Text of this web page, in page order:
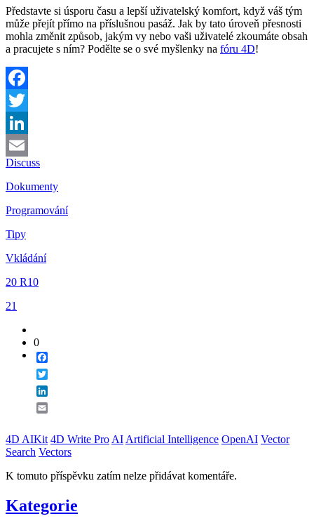
Představte si úsporu času a lepší uživatelský komfort, když váš tým
může přejít přímo na příslušnou pasáž. Jak by tato úroveň přesnosti
mohla změnit způsob, jakým vy nebo vaši uživatelé zkoumáte obsah
a pracujete s ním? Podělte se o své myšlenky na fóru 4D!
Facebook
Twitter
LinkedIn
Email
Discuss
Dokumenty
Programování
Tipy
Vkládání
20 R10
21
0
4D AIKit 4D Write Pro AI Artificial Intelligence OpenAI Vector
Search Vectors
K tomuto příspěvku zatím nelze přidávat komentáře.
Kategorie